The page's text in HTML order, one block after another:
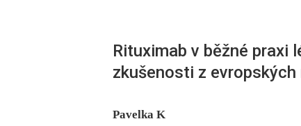
Rituximab v běžné praxi
zkušenosti z evropských
Pavelka K